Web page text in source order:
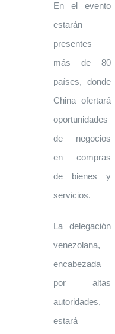
En el evento
estarán
presentes
más de 80
países, donde
China ofertará
oportunidades
de negocios
en compras
de bienes y
servicios.
La delegación
venezolana,
encabezada
por altas
autoridades,
estará